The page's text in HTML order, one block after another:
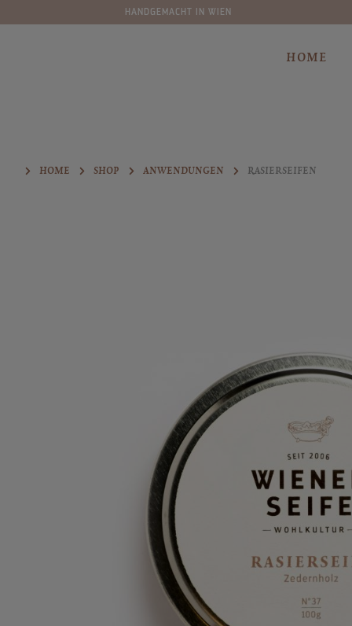
Zur Hauptnavigation springen
70 SORTEN
HOME
HOME SHOP ANWENDUNGEN RASIERSEIFEN